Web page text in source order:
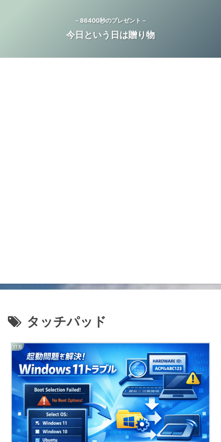
－86400秒のプレゼント－
今日という日は贈り物
タッチパッド
IT系